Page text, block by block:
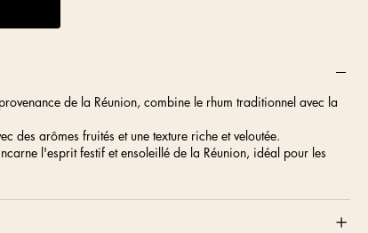
de la Réunion, combine le rhum traditionnel avec la
des arômes fruités et une texture riche et veloutée.
l'esprit festif et ensoleillé de la Réunion, idéal pour les